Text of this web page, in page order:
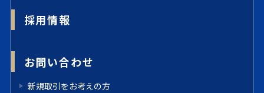
採用情報
お問い合わせ
新規取引をお考えの方